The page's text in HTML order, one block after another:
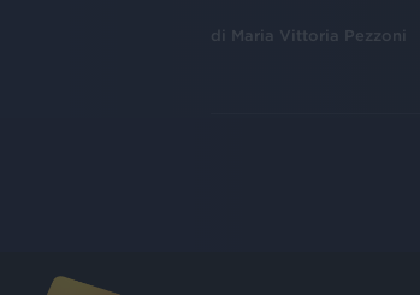
di Maria Vittoria Pezzoni